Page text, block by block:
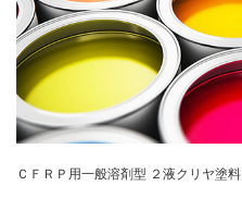
ＣＦＲＰ用一般溶剤型 ２液クリヤ塗料